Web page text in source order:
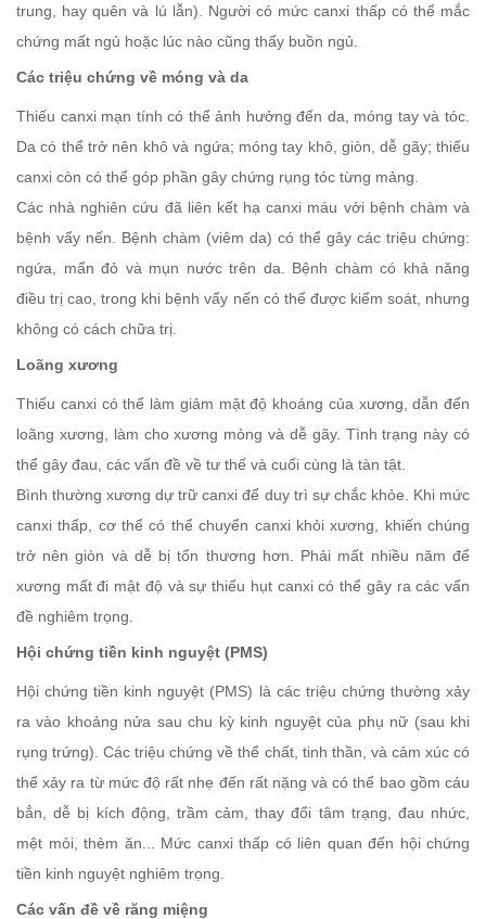
trung, hay quên và lú lẫn). Người có mức canxi thấp có thể mắc
chứng mất ngủ hoặc lúc nào cũng thấy buồn ngủ.
Các triệu chứng về móng và da
Thiếu canxi mạn tính có thể ảnh hưởng đến da, móng tay và tóc.
Da có thể trở nên khô và ngứa; móng tay khô, giòn, dễ gãy; thiếu
canxi còn có thể góp phần gây chứng rụng tóc từng mảng.
Các nhà nghiên cứu đã liên kết hạ canxi máu với bệnh chàm và
bệnh vẩy nến. Bệnh chàm (viêm da) có thể gây các triệu chứng:
ngứa, mẩn đỏ và mụn nước trên da. Bệnh chàm có khả năng
điều trị cao, trong khi bệnh vẩy nến có thể được kiểm soát, nhưng
không có cách chữa trị.
Loãng xương
Thiếu canxi có thể làm giảm mật độ khoáng của xương, dẫn đến
loãng xương, làm cho xương mỏng và dễ gãy. Tình trạng này có
thể gây đau, các vấn đề về tư thế và cuối cùng là tàn tật.
Bình thường xương dự trữ canxi để duy trì sự chắc khỏe. Khi mức
canxi thấp, cơ thể có thể chuyển canxi khỏi xương, khiến chúng
trở nên giòn và dễ bị tổn thương hơn. Phải mất nhiều năm để
xương mất đi mật độ và sự thiếu hụt canxi có thể gây ra các vấn
đề nghiêm trọng.
Hội chứng tiền kinh nguyệt (PMS)
Hội chứng tiền kinh nguyệt (PMS) là các triệu chứng thường xảy
ra vào khoảng nửa sau chu kỳ kinh nguyệt của phụ nữ (sau khi
rụng trứng). Các triệu chứng về thể chất, tinh thần, và cảm xúc có
thể xảy ra từ mức độ rất nhẹ đến rất nặng và có thể bao gồm cáu
bẳn, dễ bị kích động, trầm cảm, thay đổi tâm trạng, đau nhức,
mệt mỏi, thèm ăn... Mức canxi thấp có liên quan đến hội chứng
tiền kinh nguyệt nghiêm trọng.
Các vấn đề về răng miệng